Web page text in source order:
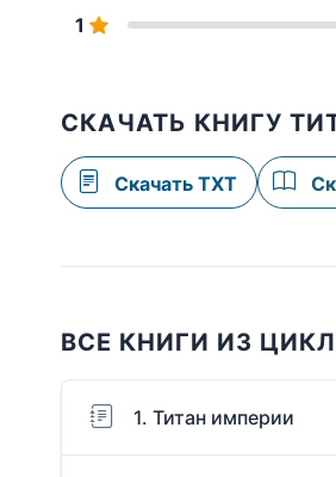
1
СКАЧАТЬ КНИГУ
Скачать TXT
ВСЕ КНИГИ ИЗ
1. Титан империи